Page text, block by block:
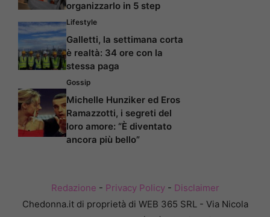
organizzarlo in 5 step
Lifestyle
Galletti, la settimana corta
è realtà: 34 ore con la
stessa paga
Gossip
Michelle Hunziker ed Eros
Ramazzotti, i segreti del
loro amore: “È diventato
ancora più bello”
Redazione - Privacy Policy- Disclaimer
Chedonna.it di proprietà di WEB 365 SRL - Via Nicola